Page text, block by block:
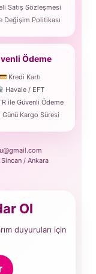
Satış Sözleşmesi
Değişim Politikası
Ödeme
Kredi Kartı
Havale / EFT
ile Güvenli Ödeme
Günü Kargo Süresi
/ Ankara
Ol
duyuruları için